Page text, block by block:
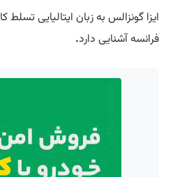
ایزا گونزالس به زبان ایتالیایی
فرانسه آشنایی دارد.